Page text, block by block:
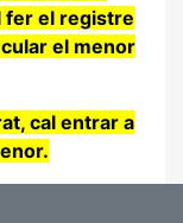
fer el registre
el menor
cal entrar a